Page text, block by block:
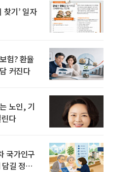
찾기’ 일자
험? 환율
커진다
노인, 기
다
국가인구
길 정책